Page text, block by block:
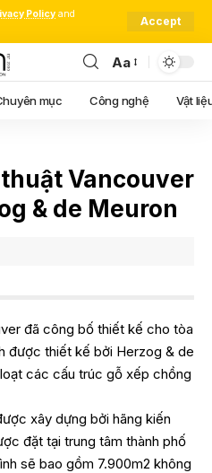
Policy and
Accept
Font
Resizer
Aa
mục Công nghệ Vật
Vancouver
& de Meuron
đã công bố thiết kế cho tòa
được thiết kế bởi Herzog & de
các cấu trúc gỗ xếp chồng
xây dựng bởi hãng kiến
đặt tại trung tâm thành phố
sẽ bao gồm 7.900m2 không